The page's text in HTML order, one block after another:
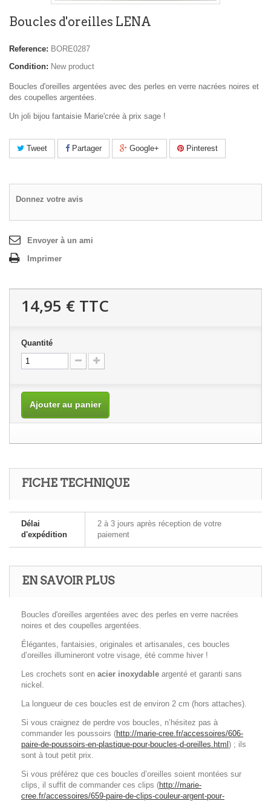
Boucles d'oreilles LENA
Reference: BORE0287
Condition: New product
Boucles d'oreilles argentées avec des perles en verre nacrées noires et
des coupelles argentées.
Un joli bijou fantaisie Marie'crée à prix sage !
Tweet Partager Google+ Pinterest
Donnez votre avis
Envoyer à un ami
Imprimer
14,95 € TTC
Quantité
Ajouter au panier
FICHE TECHNIQUE
Délai
d'expédition
2 à 3 jours après réception de votre
paiement
EN SAVOIR PLUS
Boucles d'oreilles argentées avec des perles en verre nacrées
noires et des coupelles argentées.
Élégantes, fantaisies, originales et artisanales, ces boucles
d’oreilles illumineront votre visage, été comme hiver !
Les crochets sont en acier inoxydable argenté et garanti sans
nickel.
La longueur de ces boucles est de environ 2 cm (hors attaches).
Si vous craignez de perdre vos boucles, n’hésitez pas à
commander les poussoirs (http://marie-cree.fr/accessoires/606-
paire-de-poussoirs-en-plastique-pour-boucles-d-oreilles.html ) ; ils
sont à tout petit prix.
Si vous préférez que ces boucles d’oreilles soient montées sur
clips, il suffit de commander ces clips (http://marie-
cree.fr/accessoires/659-paire-de-clips-couleur-argent-pour-